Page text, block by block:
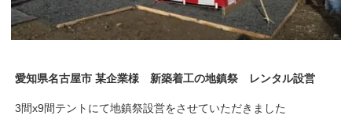
愛知県名古屋市 某企業様 新築着工の地鎮祭 レンタル設営
3間x9間テントにて地鎮祭設営をさせていただきました